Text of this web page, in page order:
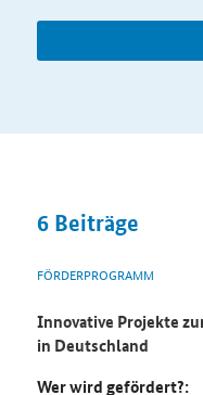
6 Beiträge
FÖRDERPROGRAMM
Innovative Projekte
in Deutschland
Wer wird gefördert?: